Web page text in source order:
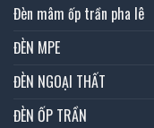
Đèn mâm ốp trần pha lê
ĐÈN MPE
ĐÈN NGOẠI THẤT
ĐÈN ỐP TRẦN